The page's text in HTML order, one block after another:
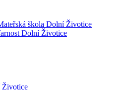
škola Dolní Životice
Dolní Životice